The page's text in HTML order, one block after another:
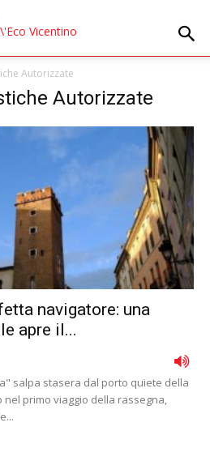
Autorizzate
Autorizzate
navigatore: una
apre il...
salpa stasera dal porto quiete della
primo viaggio della rassegna,